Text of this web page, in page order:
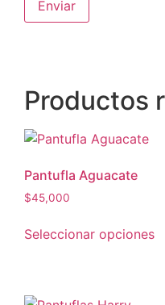
Productos
Pantufla Aguacate
$45,000
Seleccionar opciones